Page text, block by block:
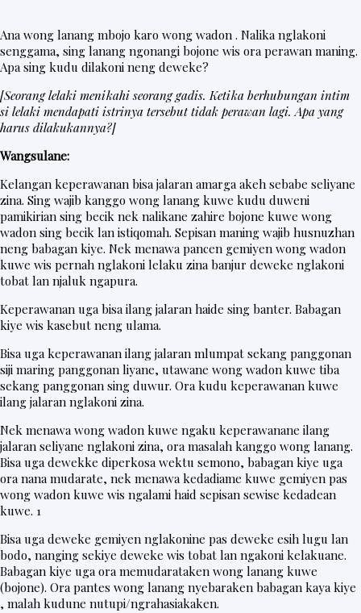
Ana wong lanang mbojo karo wong wadon . Nalika nglakoni
senggama, sing lanang ngonangi bojone wis ora perawan maning.
Apa sing kudu dilakoni neng deweke?
[Seorang lelaki menikahi seorang gadis. Ketika berhubungan intim
si lelaki mendapati istrinya tersebut tidak perawan lagi. Apa yang
harus dilakukannya?]
Wangsulane:
Kelangan keperawanan bisa jalaran amarga akeh sebabe seliyane
zina. Sing wajib kanggo wong lanang kuwe kudu duweni
pamikirian sing becik nek nalikane zahire bojone kuwe wong
wadon sing becik lan istiqomah. Sepisan maning wajib husnuzhan
neng babagan kiye. Nek menawa pancen gemiyen wong wadon
kuwe wis pernah nglakoni lelaku zina banjur deweke nglakoni
tobat lan njaluk ngapura.
Keperawanan uga bisa ilang jalaran haide sing banter. Babagan
kiye wis kasebut neng ulama.
Bisa uga keperawanan ilang jalaran mlumpat sekang panggonan
siji maring panggonan liyane, utawane wong wadon kuwe tiba
sekang panggonan sing duwur. Ora kudu keperawanan kuwe
ilang jalaran nglakoni zina.
Nek menawa wong wadon kuwe ngaku keperawanane ilang
jalaran seliyane nglakoni zina, ora masalah kanggo wong lanang.
Bisa uga dewekke diperkosa wektu semono, babagan kiye uga
ora nana mudarate, nek menawa kedadiame kuwe gemiyen pas
wong wadon kuwe wis ngalami haid sepisan sewise kedadean
kuwe. 1
Bisa uga deweke gemiyen nglakonine pas deweke esih lugu lan
bodo, nanging sekiye deweke wis tobat lan ngakoni kelakuane.
Babagan kiye uga ora memudarataken wong lanang kuwe
(bojone). Ora pantes wong lanang nyebaraken babagan kaya kiye
, malah kudune nutupi/ngrahasiakaken.